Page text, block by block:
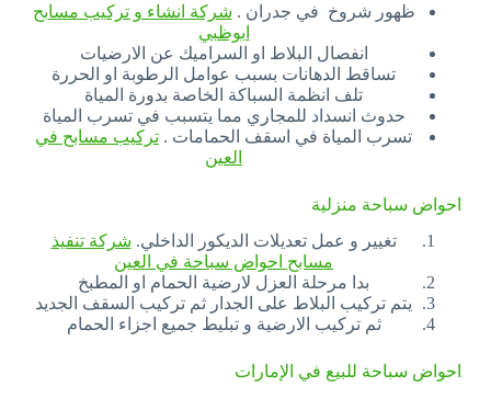
ظهور شروخ في جدران . شركة انشاء و تركيب مسابح
ابوظبي
انفصال البلاط او السراميك عن الارضيات
تساقط الدهانات بسبب عوامل الرطوبة او الحررة
تلف انظمة السباكة الخاصة بدورة المياة
حدوث انسداد للمجاري مما يتسبب في تسرب المياة
تسرب المياة في اسقف الحمامات . تركيب مسابح في
العين
احواض سباحة منزلية
تغيير و عمل تعديلات الديكور الداخلي. شركة تنفيذ
مسابح احواض سباحة في العين
بدا مرحلة العزل لارضية الحمام او المطبخ
يتم تركيب البلاط على الجدار ثم تركيب السقف الجديد
ثم تركيب الارضية و تبليط جميع اجزاء الحمام
احواض سباحة للبيع في الإمارات